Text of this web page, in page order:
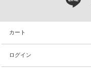
カート
ログイン